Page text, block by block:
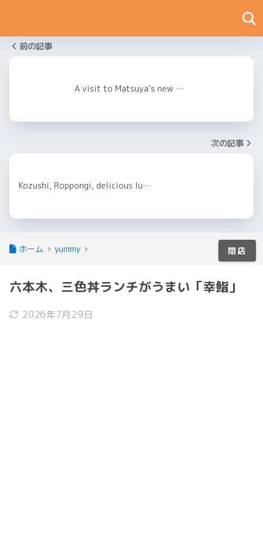
前の記事
A visit to Matsuya’s new …
次の記事
Kozushi, Roppongi, delicious lu…
ホーム yummy
六本木、三色丼ランチがうまい「幸鮨」
2026年7月29日